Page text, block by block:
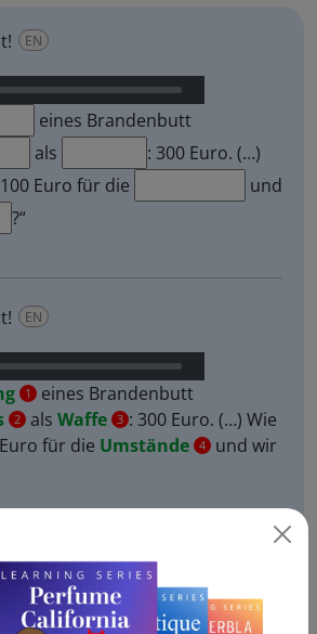
EN
eines Brandenbutt
als
: 300 Euro. (…)
Euro für die
und
?“
EN
1
eines Brandenbutt
2 als Waffe 3 : 300 Euro. (…) Wie
für die Umstände 4
und wir
DieVerwendungeines
mitV-am Anfang und
etwas. Hinweis: Das passende
verwenden, Präsens . Beispiel:Die